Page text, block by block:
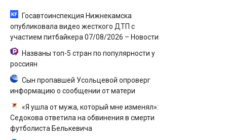
Госавтоинспекция Нижнекамска
опубликовала видео жесткого ДТП с
участием питбайкера 07/08/2026 – Новости
Названы топ-5 стран по популярности у
россиян
Сын пропавшей Усольцевой опроверг
информацию о сообщении от матери
«Я ушла от мужа, который мне изменял»:
Седокова ответила на обвинения в смерти
футболиста Белькевича